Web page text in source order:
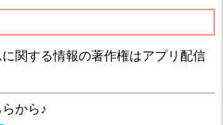
関する情報の著作権はアプリ配信
から♪